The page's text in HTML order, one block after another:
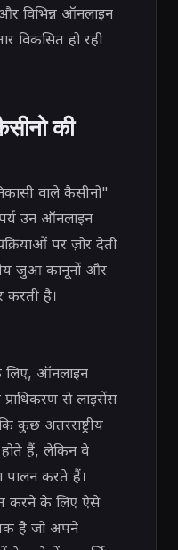
विभिन्न ऑनलाइन
विकसित हो रही
की
वाले कैसीनो"
उन ऑनलाइन
पर ज़ोर देती
जुआ कानूनों और
करती है।
लिए, ऑनलाइन
प्राधिकरण से लाइसेंस
कुछ अंतरराष्ट्रीय
होते हैं, लेकिन वे
करते हैं।
करने के लिए ऐसे
है जो अपने